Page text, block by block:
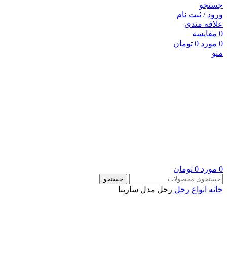
جستجو
ورود / ثبت نام
علاقه مندی
0 مقايسه
0 مورد 0 تومان
منو
0 مورد 0 تومان
جستجو
خانه انواع رحل رحل مدل سارینا